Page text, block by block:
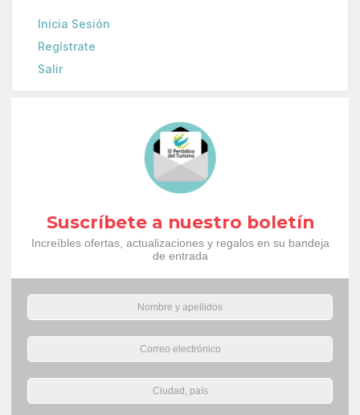
Inicia Sesión
Regístrate
Salir
Suscríbete a nuestro boletín
Increíbles ofertas, actualizaciones y regalos en su bandeja
de entrada